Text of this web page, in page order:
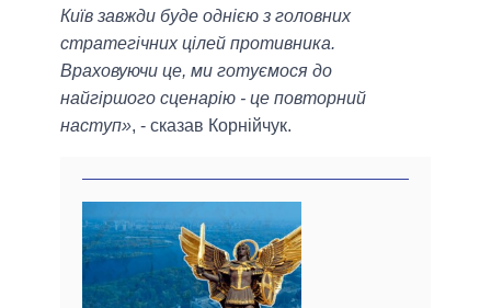
Київ завжди буде однією з головних
стратегічних цілей противника.
Враховуючи це, ми готуємося до
найгіршого сценарію - це повторний
наступ», - сказав Корнійчук.